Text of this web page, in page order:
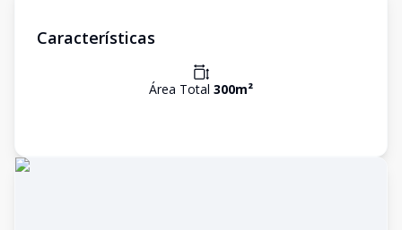
Características
Área Total 300m²